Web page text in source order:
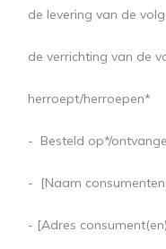
de levering van de
de verrichting van de
herroept/herroepen*
- Besteld op*/
- [Naam
- [Adres